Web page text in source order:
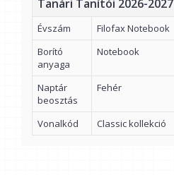
Tanári Tanítói 2026-2027
Évszám
Filofax Notebook
Borító
anyaga
Notebook
Naptár
beosztás
Fehér
Vonalkód Classic kollekció